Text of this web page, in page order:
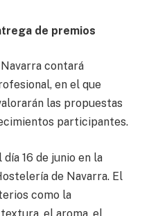
de premios
contará
en el que
las propuestas
participantes.
16 de junio en la
de Navarra. El
como la